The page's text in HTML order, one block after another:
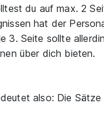
du auf max. 2
hat der
3. Seite sollte
über dich bieten.
also: Die